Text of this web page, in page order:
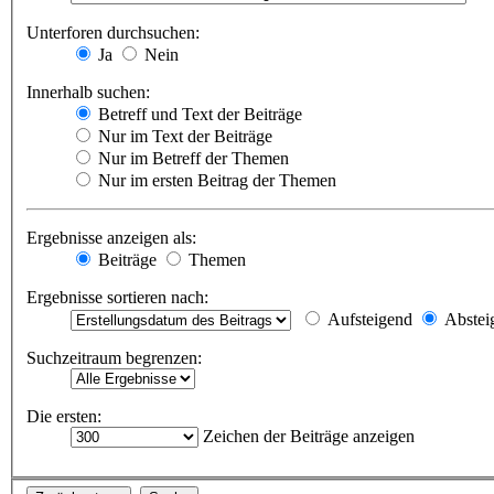
Unterforen durchsuchen:
Ja
Nein
Innerhalb suchen:
Betreff und Text der Beiträge
Nur im Text der Beiträge
Nur im Betreff der Themen
Nur im ersten Beitrag der Themen
Ergebnisse anzeigen als:
Beiträge
Themen
Ergebnisse sortieren nach:
Aufsteigend
Suchzeitraum begrenzen:
Die ersten:
Zeichen der Beiträge anzeigen